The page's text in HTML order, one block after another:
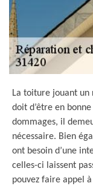
La toiture jouant
doit d’être en
dommages, il
nécessaire. Bien
ont besoin d’une
celles-ci laissent
pouvez faire appel